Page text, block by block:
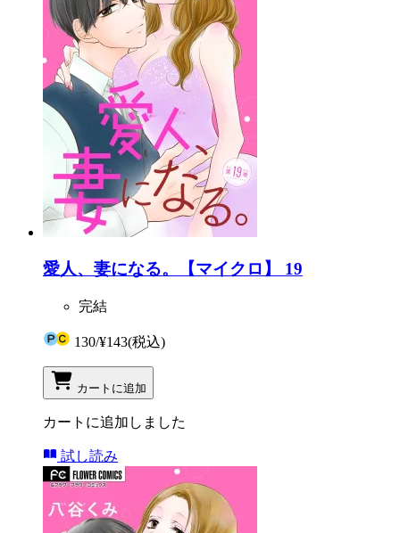
愛人、妻になる。【マイクロ】 19
完結
130/¥143(税込)
カートに追加
カートに追加しました
試し読み